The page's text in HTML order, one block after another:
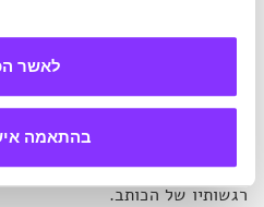
לאשר
בהתאמה
הדרך הטובה ביותר לפענח את
תהיה פשוט לשאול אותו לגביהם.
הסיטואציה. פעמים רבות מידע
החסר ולסייע לנו להניח הנחות
רגשותיו של הכותב.